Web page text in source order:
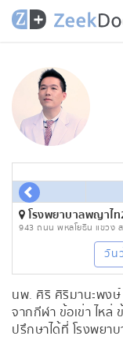
โรงพยาบาลพญาไ
943 ถนน พหลโยธิน แขวง
วัน
นพ. ศิริ ศิริมานะพงษ์
จากกีฬา ข้อเข่า ไหล่
ปรึกษาได้ที่ โรงพยา